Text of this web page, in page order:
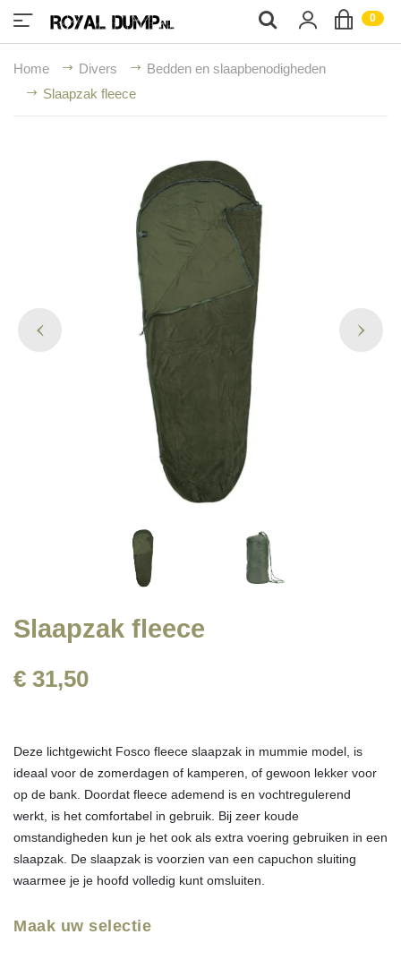
0;
Home Divers
Bedden en slaapbenodigheden
Slaapzak fleece
Slaapzak fleece
€ 31,50
Deze lichtgewicht Fosco fleece slaapzak in mummie model, is
ideaal voor de zomerdagen of kamperen, of gewoon lekker voor
op de bank. Doordat fleece ademend is en vochtregulerend
werkt, is het comfortabel in gebruik. Bij zeer koude
omstandigheden kun je het ook als extra voering gebruiken in een
slaapzak. De slaapzak is voorzien van een capuchon sluiting
waarmee je je hoofd volledig kunt omsluiten.
Maak uw selectie